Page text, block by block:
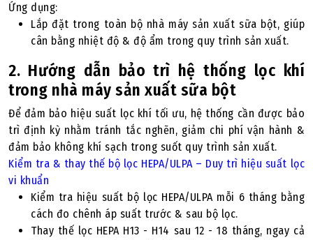
Ứng dụng:
Lắp đặt trong toàn bộ nhà máy sản xuất sữa bột, giúp
cân bằng nhiệt độ & độ ẩm trong quy trình sản xuất.
2. Hướng dẫn bảo trì hệ thống lọc khí
trong nhà máy sản xuất sữa bột
Để đảm bảo hiệu suất lọc khí tối ưu, hệ thống cần được bảo
trì định kỳ nhằm tránh tắc nghẽn, giảm chi phí vận hành &
đảm bảo không khí sạch trong suốt quy trình sản xuất.
Kiểm tra & thay thế bộ lọc HEPA/ULPA – Duy trì hiệu suất lọc
vi khuẩn
Kiểm tra hiệu suất bộ lọc HEPA/ULPA mỗi 6 tháng bằng
cách đo chênh áp suất trước & sau bộ lọc.
Thay thế lọc HEPA H13 - H14 sau 12 - 18 tháng, ngay cả